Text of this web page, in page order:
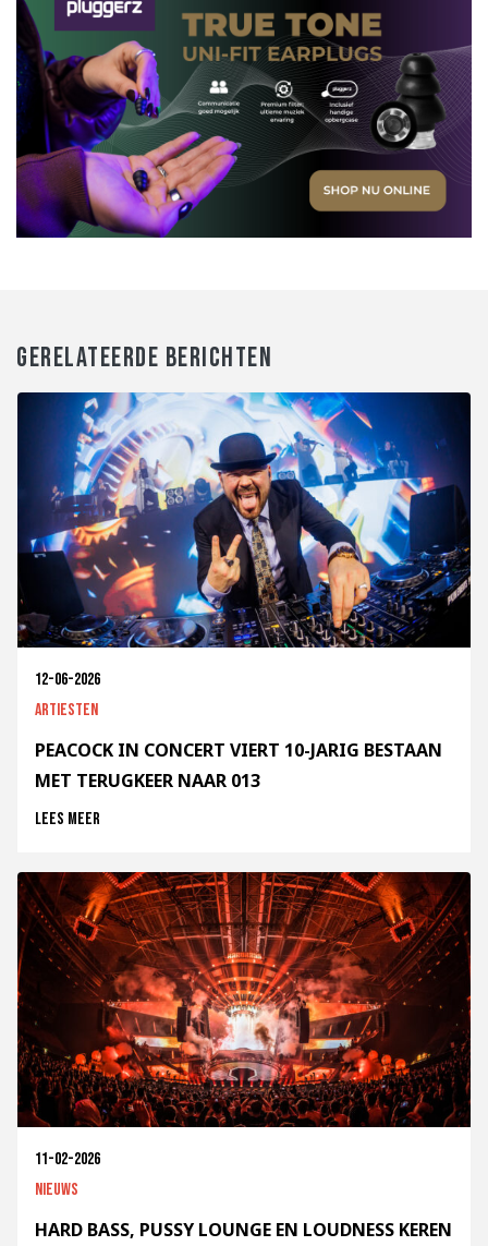
GERELATEERDE BERICHTEN
12-06-2026
Artiesten
PEACOCK IN CONCERT VIERT 10-JARIG BESTAAN
MET TERUGKEER NAAR 013
Lees meer
11-02-2026
Nieuws
HARD BASS, PUSSY LOUNGE EN LOUDNESS KEREN